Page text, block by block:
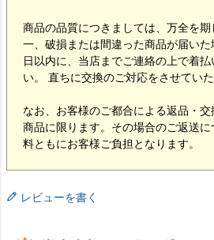
商品の品質につきましては、万全を
一、破損または間違った商品が届い
日以内に、当店までご連絡の上で着
い。 直ちに交換のご対応をさせていた
なお、お客様のご都合による返品・
商品に限ります。その場合のご返送
料ともにお客様ご負担となります。
レビューを書く